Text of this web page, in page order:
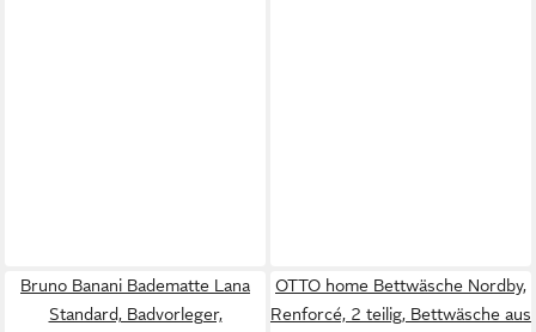
Bruno Banani Badematte Lana
Standard, Badvorleger,
OTTO home Bettwäsche Nordby,
Renforcé, 2 teilig, Bettwäsche aus